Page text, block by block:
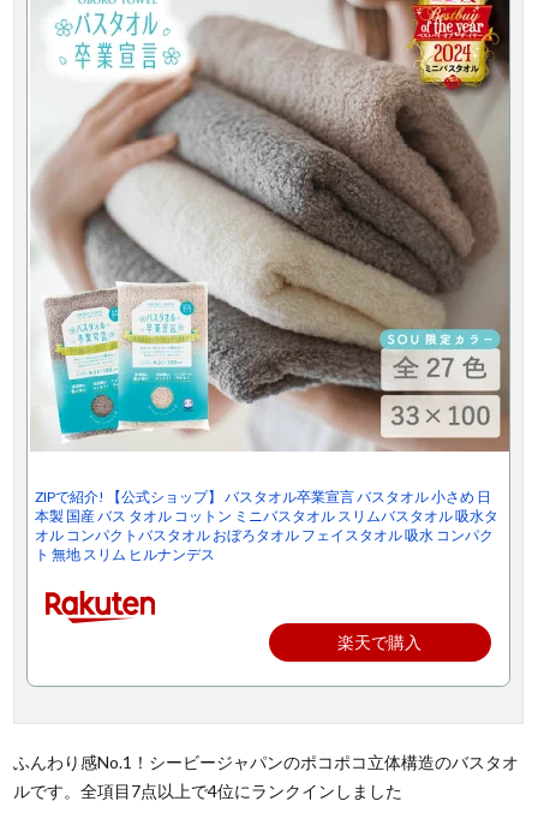
ZIPで紹介! 【公式ショップ】 バスタオル卒業宣言 バスタオル 小さめ 日
本製 国産 バス タオル コットン ミニバスタオル スリムバスタオル 吸水タ
オル コンパクトバスタオル おぼろタオル フェイスタオル 吸水 コンパク
ト 無地 スリム ヒルナンデス
楽天で購入
ふんわり感No.1！シービージャパンのポコポコ立体構造のバスタオ
ルです。全項目7点以上で4位にランクインしました